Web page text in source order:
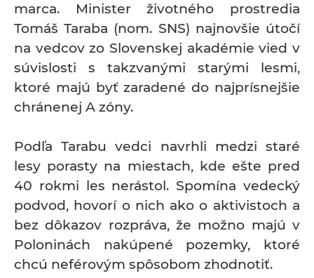
marca. Minister životného prostredia
Tomáš Taraba (nom. SNS) najnovšie útočí
na vedcov zo Slovenskej akadémie vied v
súvislosti s takzvanými starými lesmi,
ktoré majú byť zaradené do najprísnejšie
chránenej A zóny.
Podľa Tarabu vedci navrhli medzi staré
lesy porasty na miestach, kde ešte pred
40 rokmi les nerástol. Spomína vedecký
podvod, hovorí o nich ako o aktivistoch a
bez dôkazov rozpráva, že možno majú v
Poloninách nakúpené pozemky, ktoré
chcú neférovým spôsobom zhodnotiť.